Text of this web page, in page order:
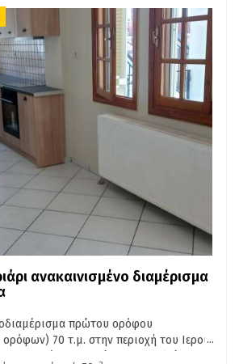
ανακαινισμένο διαμέρισμα
πρώτου ορόφου
70 τ.μ. στην περιοχή του Ιερού...